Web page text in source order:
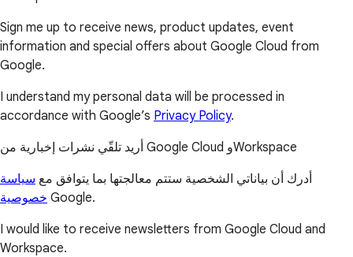
Sign me up to receive news, product updates, event
information and special offers about Google Cloud from
Google.
I understand my personal data will be processed in
accordance with Google’s Privacy Policy.
أريد تلقّي نشرات إخبارية من Google Cloud وWorkspace
أدرك أن بياناتي الشخصية ستتم معالجتها بما يتوافق مع سياسة
خصوصية Google.
I would like to receive newsletters from Google Cloud and
Workspace.